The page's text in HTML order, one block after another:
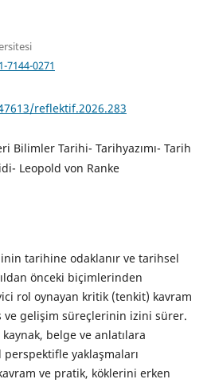
0271
reflektif.2026.283
Bilimler Tarihi- Tarihyazımı- Tarih
Leopold von Ranke
tarihine odaklanır ve tarihsel
önceki biçimlerinden
rol oynayan kritik (tenkit) kavram
ve gelişim süreçlerinin izini sürer.
belge ve anlatılara
yaklaşmaları
ve pratik, köklerini erken